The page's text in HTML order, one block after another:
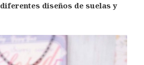
diferentes diseños de suelas y